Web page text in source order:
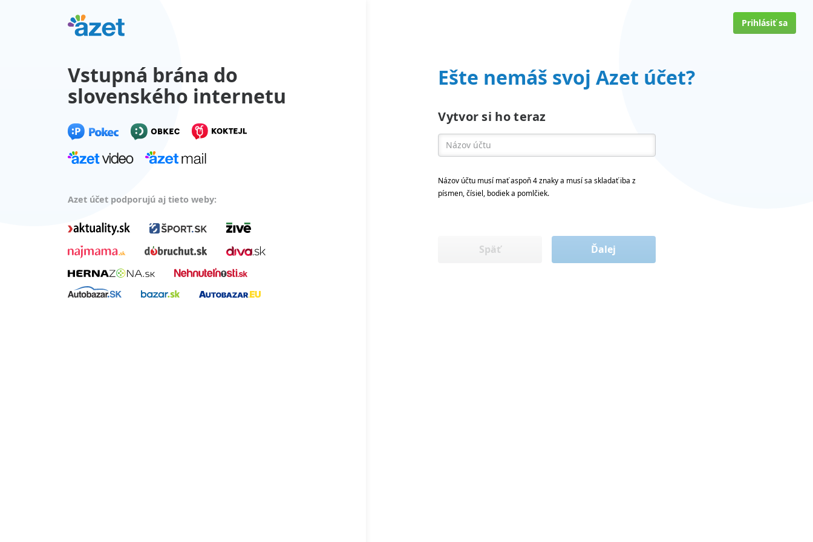
Prihlásiť sa
Vstupná brána do
slovenského internetu
Azet účet podporujú aj tieto weby:
Ešte nemáš svoj Azet účet?
Vytvor si ho teraz
Názov účtu musí mať aspoň 4 znaky a musí sa skladať iba z
písmen, čísiel, bodiek a pomlčiek.